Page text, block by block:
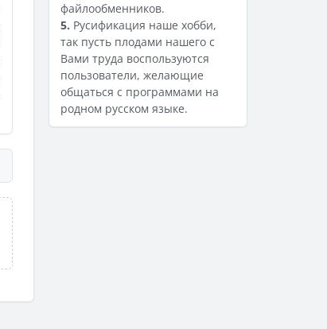
файлообменников.
5. Русификация наше хобби,
так пусть плодами нашего с
Вами труда воспользуются
пользователи, желающие
общаться с программами на
родном русском языке.